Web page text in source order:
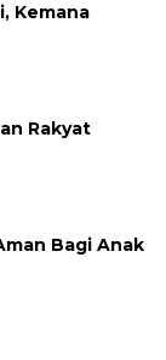
Kemana
Rakyat
Bagi Anak